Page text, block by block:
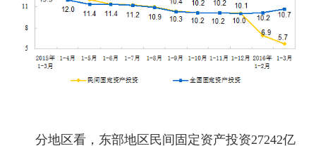
分地区看，东部地区民间固定资产投资27242亿